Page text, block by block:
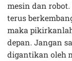
mesin dan
terus
maka
depan. Jangan
digantikan oleh